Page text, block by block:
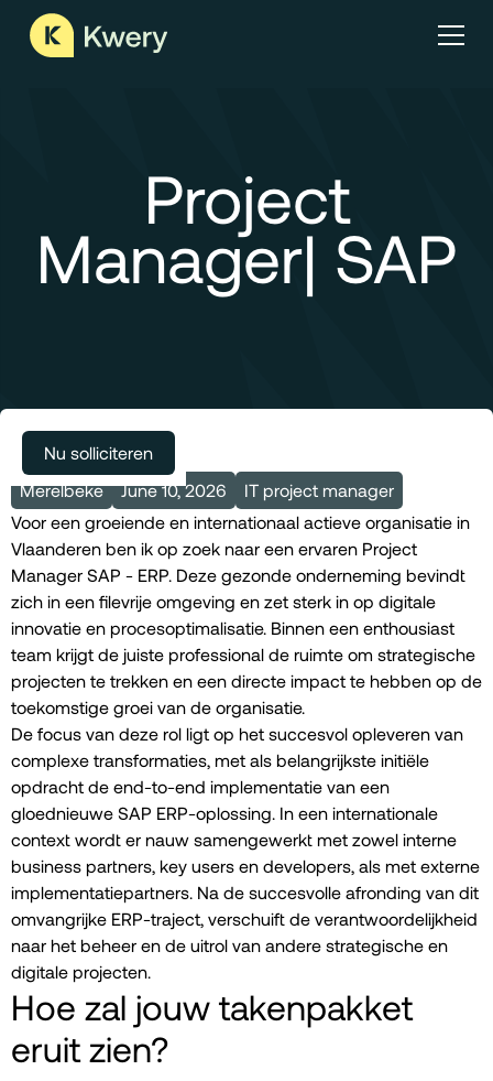
Project
Manager| SAP
Meer vacatures
Merelbeke June 10, 2026
IT project manager
Voor een groeiende en internationaal actieve organisatie in
Vlaanderen ben ik op zoek naar een ervaren Project
Manager SAP - ERP. Deze gezonde onderneming bevindt
zich in een filevrije omgeving en zet sterk in op digitale
innovatie en procesoptimalisatie. Binnen een enthousiast
team krijgt de juiste professional de ruimte om strategische
projecten te trekken en een directe impact te hebben op de
toekomstige groei van de organisatie.
De focus van deze rol ligt op het succesvol opleveren van
complexe transformaties, met als belangrijkste initiële
opdracht de end-to-end implementatie van een
gloednieuwe SAP ERP-oplossing. In een internationale
context wordt er nauw samengewerkt met zowel interne
business partners, key users en developers, als met externe
implementatiepartners. Na de succesvolle afronding van dit
omvangrijke ERP-traject, verschuift de verantwoordelijkheid
naar het beheer en de uitrol van andere strategische en
digitale projecten.
Hoe zal jouw takenpakket
eruit zien?
Nu solliciteren